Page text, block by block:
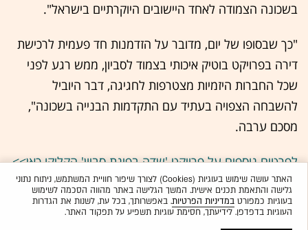
בשכונה הצמודה לאחד היישובים היוקרתיים בישראל".
"כך שבסופו של יום, מדובר על הזדמנות חד פעמית לרכישת
דירה בפרויקט בוטיק איכותי בצמוד לסביון, ממש רגע לפני
שכל החברות היזמיות מצטרפות לחגיגה, דבר היוביל
להשבחה הצפויה בעתיד עם התקדמות הבנייה בשכונה",
מסכם ערבה.
לפרטים נוספים על פרויקט 'שדה בפינת סביון' הקליקו כאן>>
האתר עושה שימוש בעוגיות (Cookies) לצורך שיפור חוויית המשתמש, ניתוח נתוני
גלישה והתאמת תכנים אישית. המשך הגלישה באתר מהווה הסכמה לשימוש
בעוגיות כמפורטבמדיניות הפרטיות. באפשרותך, בכל עת, לשנות את הגדרות
העוגיות בדפדפן. לידיעתך, חסימת עוגיות תשפיע על תפקוד האתר.